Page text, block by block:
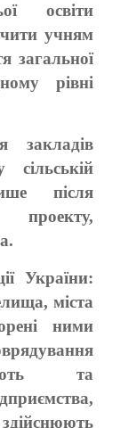
освіти
учням
загальної
рівні
закладів
сільській
після
проекту,
України:
міста
ними
та